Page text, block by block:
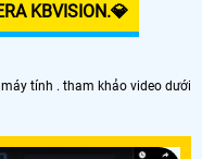
KBVISION.️💎
tính . tham khảo video dưới